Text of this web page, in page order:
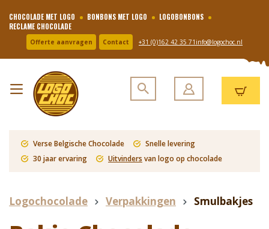
CHOCOLADE MET LOGO BONBONS MET LOGO
LOGOBONBONS
RECLAME CHOCOLADE
Offerte aanvragen Contact +31 (0)162 42 35 71 info@logochoc.nl
Verse Belgische Chocolade
Snelle levering
30 jaar ervaring
Uitvinders van logo op chocolade
Logochocolade Verpakkingen Smulbakjes